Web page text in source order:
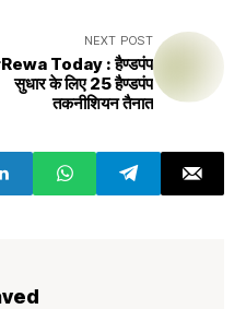
NEXT POST
Rewa Today : हैण्डपंप
सुधार के लिए 25 हैण्डपंप
तकनीशियन तैनात